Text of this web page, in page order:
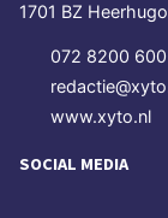
1701 BZ
072 8200 600
www.xyto.nl
SOCIAL MEDIA